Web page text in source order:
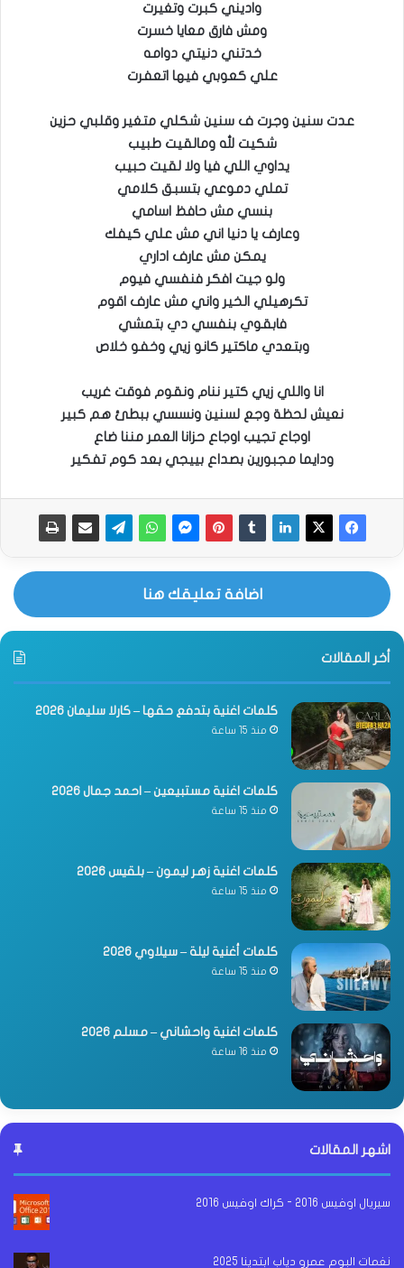
واديني كبرت وتغيرت
ومش فارق معايا خسرت
خدتني دنيتي دوامه
علي كعوبي فيها اتعفرت
عدت سنين وجرت ف سنين شكلي متغير وقلبي حزين
شكيت لله ومالقيت طبيب
يداوي اللي فيا ولا لقيت حبيب
تملي دموعي بتسبق كلامي
بنسي مش حافظ اسامي
وعارف يا دنيا اني مش علي كيفك
يمكن مش عارف اداري
ولو جيت افكر فنفسي فيوم
تكرهيلي الخير واني مش عارف اقوم
فابقوي بنفسي دي بتمشي
وبتعدي ماكتير كانو زيي وخفو خلاص
انا واللي زيي كتير ننام ونقوم فوقت غريب
نعيش لحظة وجع لسنين ونسسي ببطئ هم كبير
اوجاع تجيب اوجاع حزانا العمر مننا ضاع
ودايما مجبورين بصداع بييجي بعد كوم تفكير
اضافة تعليقك هنا
أخر المقالات
كلمات اغنية بتدفع حقها – كارلا سليمان 2026
منذ 15 ساعة
كلمات اغنية مستبيعين – احمد جمال 2026
منذ 15 ساعة
كلمات اغنية زهر ليمون – بلقيس 2026
منذ 15 ساعة
كلمات أغنية ليلة – سيلاوي 2026
منذ 15 ساعة
كلمات اغنية واحشاني – مسلم 2026
منذ 16 ساعة
اشهر المقالات
سيريال اوفيس 2016 - كراك اوفيس 2016
نغمات البوم عمرو دياب ابتدينا 2025